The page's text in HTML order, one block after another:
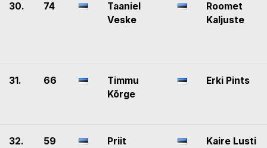
30. 74
Taaniel
Veske
Roomet
Kaljuste
31. 66
Timmu
Kõrge
Erki Pints
32. 59
Priit
Kaire Lusti